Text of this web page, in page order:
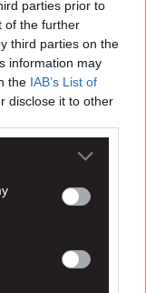
parties prior to
of the further
third parties on the
information may
the IAB’s List of
disclose it to other